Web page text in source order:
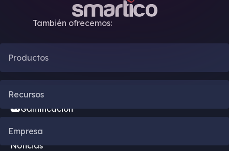
También ofrecemos:
Productos
Gamificación
Motor de bonificación
Recursos
Noticias
Empresa